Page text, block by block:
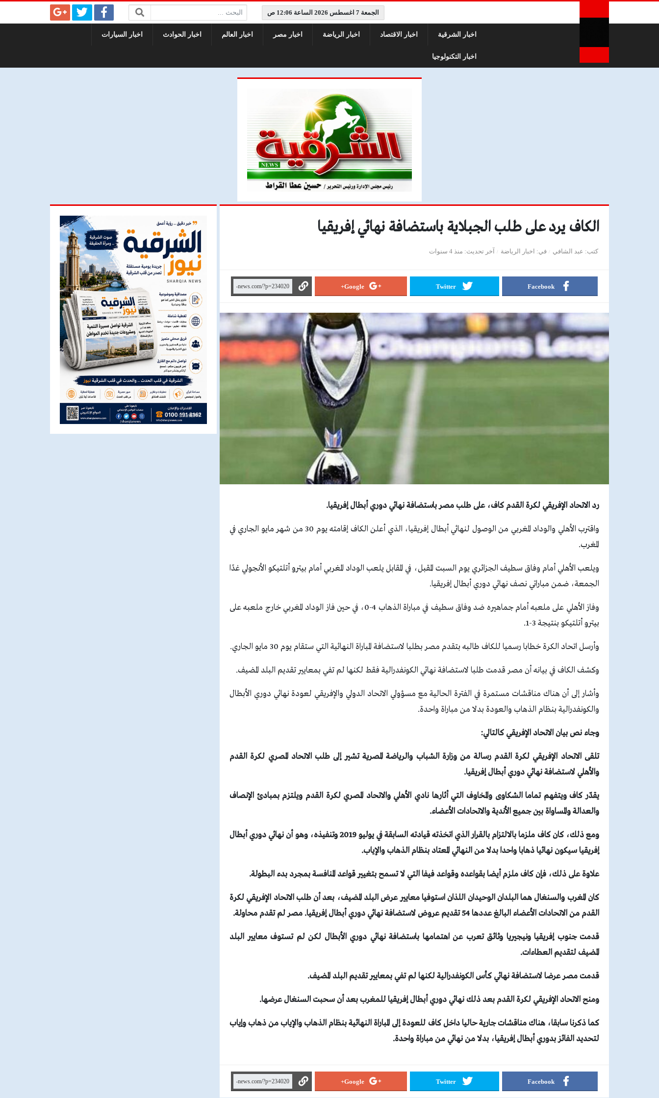
الجمعة 7 اغسطس 2026 الساعة 12:06 ص البحث:
اخبار الشرقية اخبار الاقتصاد اخبار الرياضة اخبار مصر اخبار العالم اخبار الحوادث اخبار السيارات
اخبار التكنولوجيا
الكاف يرد على طلب الجبلاية باستضافة نهائي إفريقيا
كتب عبد الشافي في اخبار الرياضة آخر تحديث منذ 4 سنوات
Facebook
Twitter
Google+
رد الاتحاد الإفريقي لكرة القدم كاف، على طلب مصر باستضافة نهائي دوري أبطال إفريقيا.
واقترب الأهلي والوداد المغربي من الوصول لنهائي أبطال إفريقيا، الذي أعلن الكاف إقامته يوم 30 من شهر مايو الجاري في
المغرب.
ويلعب الأهلي أمام وفاق سطيف الجزائري يوم السبت المقبل، في المقابل يلعب الوداد المغربي أمام بيترو أتلتيكو الأنجولي غدًا
الجمعة، ضمن مباراتي نصف نهائي دوري أبطال إفريقيا.
وفاز الأهلي على ملعبه أمام جماهيره ضد وفاق سطيف في مباراة الذهاب 4-0، في حين فاز الوداد المغربي خارج ملعبه على
بيترو أتلتيكو بنتيجة 3-1.
وأرسل اتحاد الكرة خطابا رسميا للكاف طالبه بتقدم مصر بطلبا لاستضافة المباراة النهائية التي ستقام يوم 30 مايو الجاري.
وكشف الكاف في بيانه أن مصر قدمت طلبا لاستضافة نهائي الكونفدرالية فقط لكنها لم تفي بمعايير تقديم البلد المضيف.
وأشار إلى أن هناك مناقشات مستمرة في الفترة الحالية مع مسؤولي الاتحاد الدولي والإفريقي لعودة نهائي دوري الأبطال
والكونفدرالية بنظام الذهاب والعودة بدلا من مباراة واحدة.
وجاء نص بيان الاتحاد الإفريقي كالتالي:
تلقى الاتحاد الإفريقي لكرة القدم رسالة من وزارة الشباب والرياضة المصرية تشير إلى طلب الاتحاد المصري لكرة القدم
والأهلي لاستضافة نهائي دوري أبطال إفريقيا.
يقدّر كاف ويتفهم تماما الشكاوى والمخاوف التي أثارها نادي الأهلي والاتحاد المصري لكرة القدم ويلتزم بمبادئ الإنصاف
والعدالة والمساواة بين جميع الأندية والاتحادات الأعضاء.
ومع ذلك، كان كاف ملزما بالالتزام بالقرار الذي اتخذته قيادته السابقة في يوليو 2019 وتنفيذه، وهو أن نهائي دوري أبطال
إفريقيا سيكون نهائيا ذهابا واحدا بدلا من النهائي المعتاد بنظام الذهاب والإياب.
علاوة على ذلك، فإن كاف ملزم أيضا بقواعده وقواعد فيفا التي لا تسمح بتغيير قواعد المنافسة بمجرد بدء البطولة.
كان المغرب والسنغال هما البلدان الوحيدان اللذان استوفيا معايير عرض البلد المضيف، بعد أن طلب الاتحاد الإفريقي لكرة
القدم من الاتحادات الأعضاء البالغ عددها 54 تقديم عروض لاستضافة نهائي دوري أبطال إفريقيا. مصر لم تقدم محاولة.
قدمت جنوب إفريقيا ونيجيريا وثائق تعرب عن اهتمامها باستضافة نهائي دوري الأبطال لكن لم تستوف معايير البلد
المضيف لتقديم العطاءات.
قدمت مصر عرضا لاستضافة نهائي كأس الكونفدرالية لكنها لم تفي بمعايير تقديم البلد المضيف.
ومنح الاتحاد الإفريقي لكرة القدم بعد ذلك نهائي دوري أبطال إفريقيا للمغرب بعد أن سحبت السنغال عرضها.
كما ذكرنا سابقا، هناك مناقشات جارية حاليا داخل كاف للعودة إلى المباراة النهائية بنظام الذهاب والإياب من ذهاب وإياب
لتحديد الفائز بدوري أبطال إفريقيا، بدلا من نهائي من مباراة واحدة.
Facebook
Twitter
Google+